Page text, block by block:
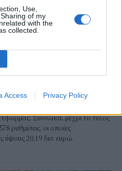
Use,
of my
with the
collected.
Access Privacy Policy
Ιούλιο ο Εξωδικαστικός
Συνολικά, μέχρι το τέλος
ρυθμίσεις, οι οποίες
ύψους 20,19 δισ. ευρώ.